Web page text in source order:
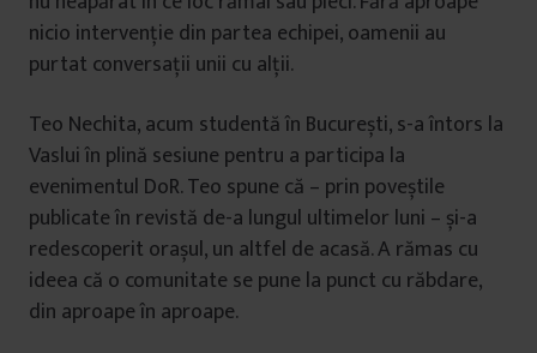
nicio intervenție din partea echipei, oamenii au
purtat conversații unii cu alții.
Teo Nechita, acum studentă în București, s-a întors la
Vaslui în plină sesiune pentru a participa la
evenimentul DoR. Teo spune că – prin poveștile
publicate în revistă de-a lungul ultimelor luni – și-a
redescoperit orașul, un altfel de acasă. A rămas cu
ideea că o comunitate se pune la punct cu răbdare,
din aproape în aproape.